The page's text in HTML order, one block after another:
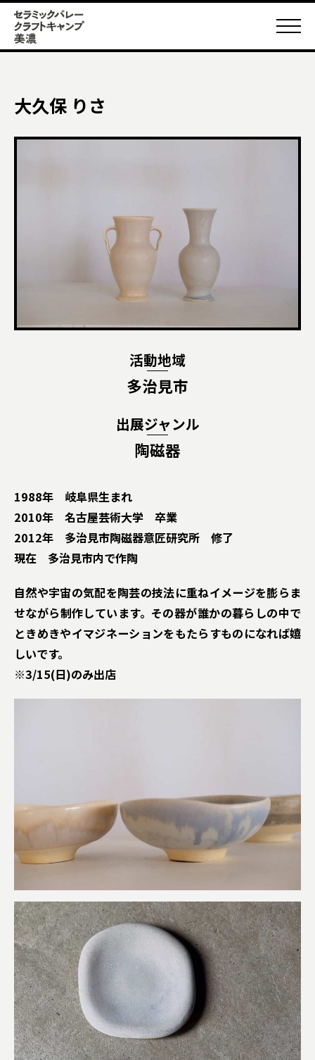
大久保 りさ
活動地域
多治見市
出展ジャンル
陶磁器
1988年 岐阜県生まれ
2010年 名古屋芸術大学 卒業
2012年 多治見市陶磁器意匠研究所 修了
現在 多治見市内で作陶
自然や宇宙の気配を陶芸の技法に重ねイメージを膨らま
せながら制作しています。その器が誰かの暮らしの中で
ときめきやイマジネーションをもたらすものになれば嬉
しいです。
※3/15(日)のみ出店